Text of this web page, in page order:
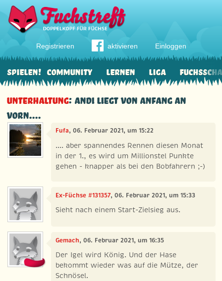
Registrieren aktivieren Einloggen
Community Lernen Liga
Spielen!
Unterhaltung: Andi liegt von Anfang an
vorn....
Fufa, 06. Februar 2021, um 15:22
.... aber spannendes Rennen diesen Monat
in der 1., es wird um Millionstel Punkte
gehen - knapper als bei den Bobfahrern ;-)
Ex-Füchse #131357, 06. Februar 2021, um 15:33
Sieht nach einem Start-Zielsieg aus.
Gemach, 06. Februar 2021, um 16:35
Der Igel wird König. Und der Hase
bekommt wieder was auf die Mütze, der
Schnösel.